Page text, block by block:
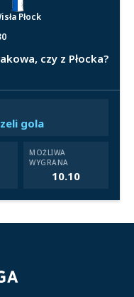
Płock
czy z Płocka?
gola
MOŻLIWA
WYGRANA
10.10